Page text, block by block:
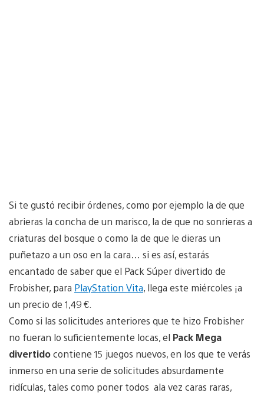
Si te gustó recibir órdenes, como por ejemplo la de que
abrieras la concha de un marisco, la de que no sonrieras a
criaturas del bosque o como la de que le dieras un
puñetazo a un oso en la cara… si es así, estarás
encantado de saber que el Pack Súper divertido de
Frobisher, para PlayStation Vita, llega este miércoles ¡a
un precio de 1,49 €.
Como si las solicitudes anteriores que te hizo Frobisher
no fueran lo suficientemente locas, el Pack Mega
divertidocontiene 15 juegos nuevos, en los que te verás
inmerso en una serie de solicitudes absurdamente
ridículas, tales como poner todos ala vez caras raras,